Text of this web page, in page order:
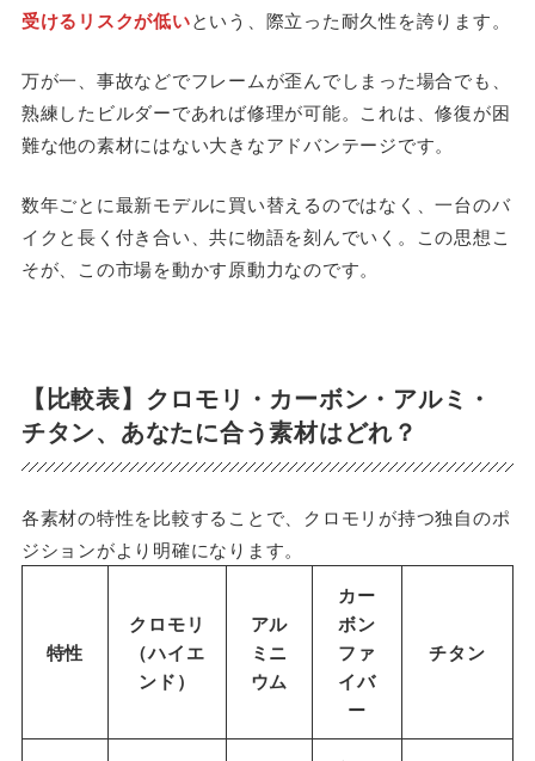
受けるリスクが低いという、際立った耐久性を誇ります。
万が一、事故などでフレームが歪んでしまった場合でも、
熟練したビルダーであれば修理が可能。これは、修復が困
難な他の素材にはない大きなアドバンテージです。
数年ごとに最新モデルに買い替えるのではなく、一台のバ
イクと長く付き合い、共に物語を刻んでいく。この思想こ
そが、この市場を動かす原動力なのです。
【比較表】クロモリ・カーボン・アルミ・
チタン、あなたに合う素材はどれ？
各素材の特性を比較することで、クロモリが持つ独自のポ
ジションがより明確になります。
特性
クロモリ
（ハイエ
ンド）
アル
ミニ
ウム
カー
ボン
ファ
イバ
ー
チタン